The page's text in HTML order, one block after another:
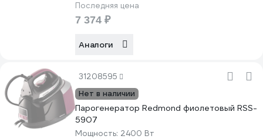
Последняя цена
7 374 ₽
Аналоги
31208595
Нет в наличии
Парогенератор Redmond фиолетовый RSS-
5907
Мощность: 2400 Вт